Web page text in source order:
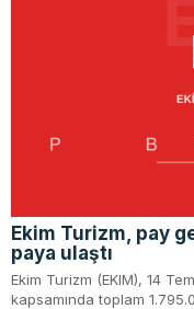
Ekim Turizm, pay
paya ulaştı
Ekim Turizm (EKIM), 14
kapsamında toplam